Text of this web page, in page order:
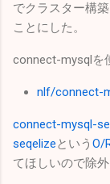
でクラスター構
ことにした。
connect-mysqlを
nlf/connect-
connect-mysql-
seqelizeという O/
てほしいので除外